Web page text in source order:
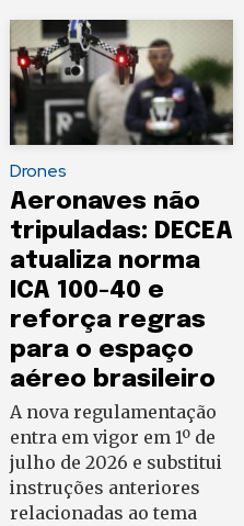
Drones
Aeronaves não
tripuladas: DECEA
atualiza norma
ICA 100-40 e
reforça regras
para o espaço
aéreo brasileiro
A nova regulamentação
entra em vigor em 1º de
julho de 2026 e substitui
instruções anteriores
relacionadas ao tema